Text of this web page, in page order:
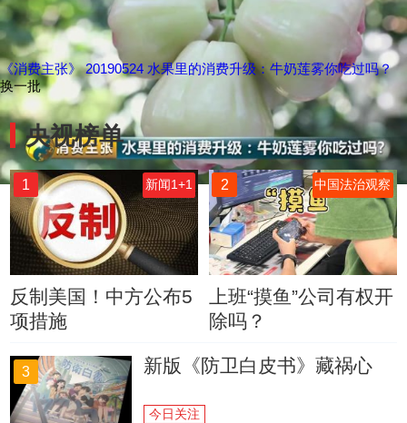
《消费主张》 20190524 水果里的消费升级：牛奶莲雾你吃过吗？
换一批
央视榜单
1 新闻1+1
反制美国！中方公布5
项措施
2 中国法治观察
上班“摸鱼”公司有权开
除吗？
3 新版《防卫白皮书》藏祸心
今日关注